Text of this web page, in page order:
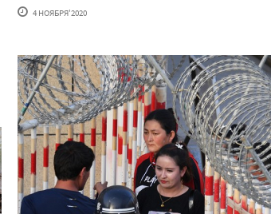
4 НОЯБРЯ'2020